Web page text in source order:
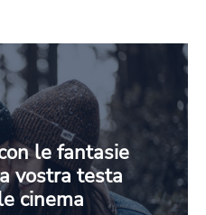
le fantasie
vostra testa
cinema